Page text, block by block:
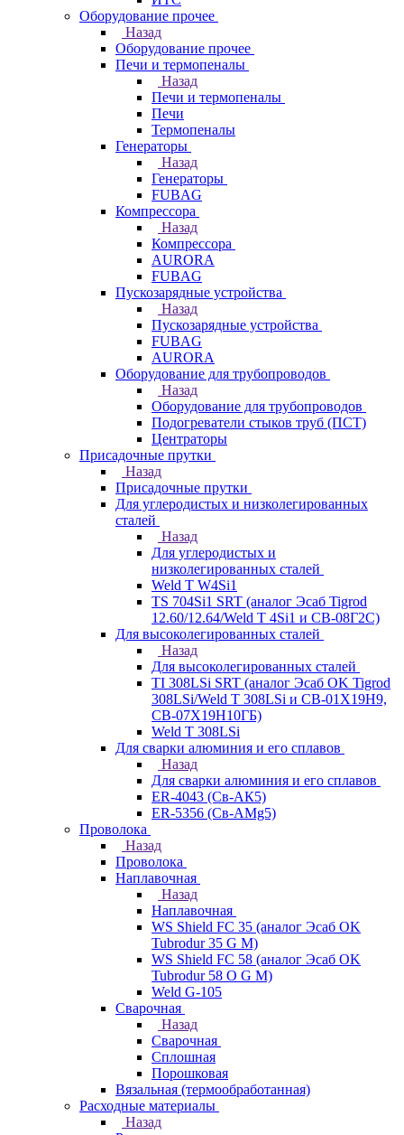
Оборудование прочее
Назад
Оборудование прочее
Печи и термопеналы
Назад
Печи и термопеналы
Печи
Термопеналы
Генераторы
Назад
Генераторы
FUBAG
Компрессора
Назад
Компрессора
AURORA
FUBAG
Пускозарядные устройства
Назад
Пускозарядные устройства
FUBAG
AURORA
Оборудование для трубопроводов
Назад
Оборудование для трубопроводов
Подогреватели стыков труб (ПСТ)
Центраторы
Присадочные прутки
Назад
Присадочные прутки
Для углеродистых и низколегированных
сталей
Назад
Для углеродистых и
низколегированных сталей
Weld T W4Si1
TS 704Si1 SRT (аналог Эсаб Tigrod
12.60/12.64/Weld T 4Si1 и СВ-08Г2С)
Для высоколегированных сталей
Назад
Для высоколегированных сталей
TI 308LSi SRT (аналог Эсаб OK Tigrod
308LSi/Weld T 308LSi и СВ-01Х19Н9,
СВ-07Х19Н10ГБ)
Weld T 308LSi
Для сварки алюминия и его сплавов
Назад
Для сварки алюминия и его сплавов
ER-4043 (Св-АК5)
ER-5356 (Св-АМg5)
Проволока
Назад
Проволока
Наплавочная
Назад
Наплавочная
WS Shield FC 35 (аналог Эсаб OK
Tubrodur 35 G M)
WS Shield FC 58 (аналог Эсаб OK
Tubrodur 58 O G M)
Weld G-105
Сварочная
Назад
Сварочная
Сплошная
Порошковая
Вязальная (термообработанная)
Расходные материалы
Назад